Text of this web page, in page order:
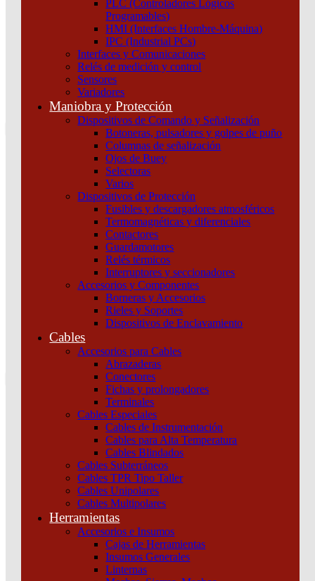
PLC (Controladores Lógicos
Programables)
HMI (Interfaces Hombre-Máquina)
IPC (Industrial PCs)
Interfaces y Comunicaciones
Relés de medición y control
Sensores
Variadores
Maniobra y Protección
Dispositivos de Comando y Señalización
Botoneras, pulsadores y golpes de puño
Columnas de señalización
Ojos de Buey
Selectoras
Varios
Dispositivos de Protección
Fusibles y descargadores atmosféricos
Termomagnéticas y diferenciales
Contactores
Guardamotores
Relés térmicos
Interruptores y seccionadores
Accesorios y Componentes
Borneras y Accesorios
Rieles y Soportes
Dispositivos de Enclavamiento
Cables
Accesorios para Cables
Abrazaderas
Conectores
Fichas y prolongadores
Terminales
Cables Especiales
Cables de Instrumentación
Cables para Alta Temperatura
Cables Blindados
Cables Subterráneos
Cables TPR Tipo Taller
Cables Unipolares
Cables Multipolares
Herramientas
Accesorios e Insumos
Cajas de Herramientas
Insumos Generales
Linternas
Atención por WhatsApp
Tu pedido
¿Que estas buscando hoy?
Atención telefónica
Atención por WhatsApp
Maniobra y Protección/Dispositivos de
Interruptores y seccionadores
Nsx100B 25 Ka A 415 Vca Unidad De Control Tmd 63 A 4 Polos